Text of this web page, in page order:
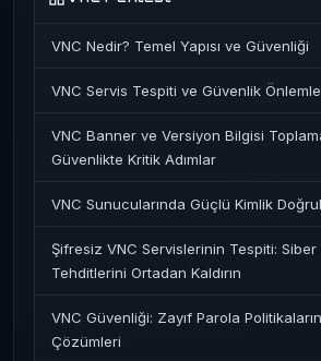
VNC Nedir? Temel Yapısı ve Güvenliği
VNC Servis Tespiti ve Güvenlik
VNC Banner ve Versiyon Bilgisi
Güvenlikte Kritik Adımlar
VNC Sunucularında Güçlü Kimlik
Şifresiz VNC Servislerinin Tespiti: Siber
Tehditlerini Ortadan Kaldırın
VNC Güvenliği: Zayıf Parola
Çözümleri